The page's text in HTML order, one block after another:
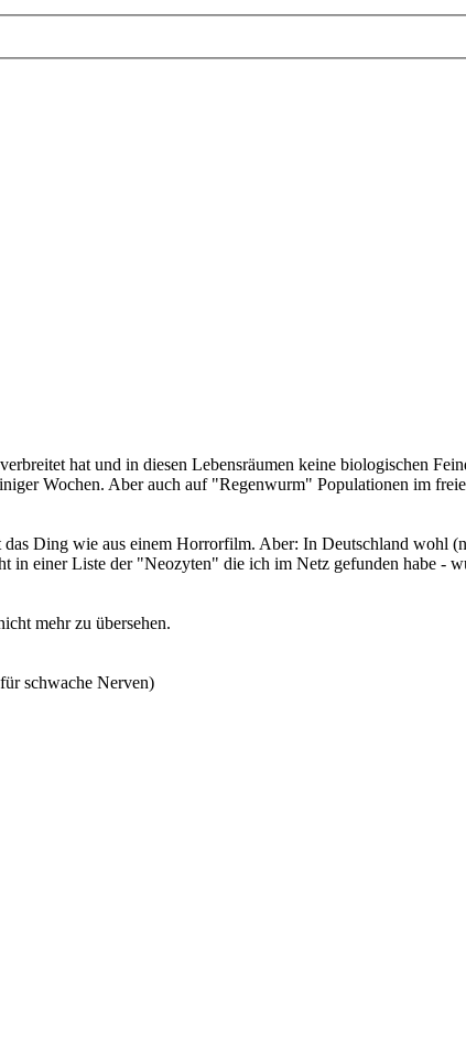
hat und in diesen Lebensräumen keine biologischen
Wochen. Aber auch auf "Regenwurm" Populationen im
Ding wie aus einem Horrorfilm. Aber: In Deutschland wohl
einer Liste der "Neozyten" die ich im Netz gefunden habe -
mehr zu übersehen.
schwache Nerven)